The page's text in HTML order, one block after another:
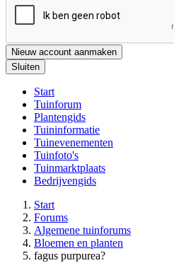
Nieuw account aanmaken
Sluiten
Start
Tuinforum
Plantengids
Tuininformatie
Tuinevenementen
Tuinfoto's
Tuinmarktplaats
Bedrijvengids
Start
Forums
Algemene tuinforums
Bloemen en planten
fagus purpurea?